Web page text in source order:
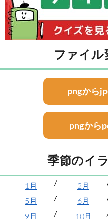
ファイル
pngから
pngから
季節のイ
1月 2月
5月
6月
9月
10月